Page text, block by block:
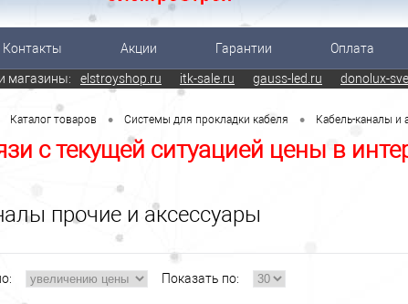
Контакты Акции Гарантии Оплата
магазины: elstroyshop.ru itk-sale.ru gauss-led.ru donolux-
Каталог товаров • Системы для прокладки кабеля • Кабель-каналы и
с текущей ситуацией цены в
прочие и аксессуары
Показать по: